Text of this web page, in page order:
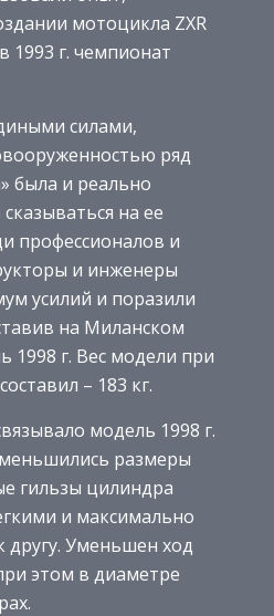
мотоцикла ZXR
1993 г. чемпионат
силами,
ряд
была и реально
на ее
профессионалов и
и инженеры
усилий и поразили
на Миланском
1998 г. Вес модели при
– 183 кг.
модель 1998 г.
размеры
гильзы цилиндра
и максимально
другу. Уменьшен ход
этом в диаметре